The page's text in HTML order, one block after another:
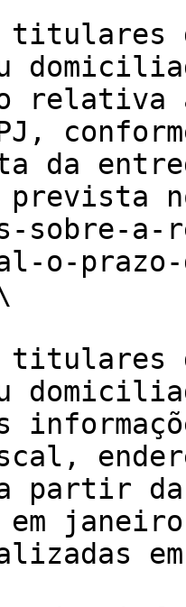
titulares
relativa
da
prevista
sobre-
o-
titulares
partir da
em